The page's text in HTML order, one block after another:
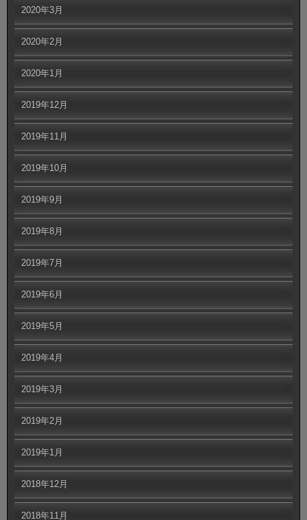
2020年3月
2020年2月
2020年1月
2019年12月
2019年11月
2019年10月
2019年9月
2019年8月
2019年7月
2019年6月
2019年5月
2019年4月
2019年3月
2019年2月
2019年1月
2018年12月
2018年11月